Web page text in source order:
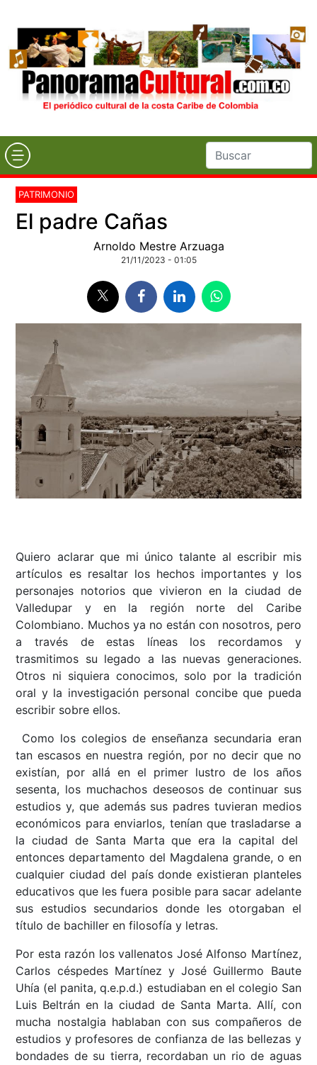
PATRIMONIO
El padre Cañas
Arnoldo Mestre Arzuaga
21/11/2023 - 01:05
Quiero aclarar que mi único talante al escribir mis
artículos es resaltar los hechos importantes y los
personajes notorios que vivieron en la ciudad de
Valledupar y en la región norte del Caribe
Colombiano. Muchos ya no están con nosotros, pero
a través de estas líneas los recordamos y
trasmitimos su legado a las nuevas generaciones.
Otros ni siquiera conocimos, solo por la tradición
oral y la investigación personal concibe que pueda
escribir sobre ellos.
Como los colegios de enseñanza secundaria eran
tan escasos en nuestra región, por no decir que no
existían, por allá en el primer lustro de los años
sesenta, los muchachos deseosos de continuar sus
estudios y, que además sus padres tuvieran medios
económicos para enviarlos, tenían que trasladarse a
la ciudad de Santa Marta que era la capital del
entonces departamento del Magdalena grande, o en
cualquier ciudad del país donde existieran planteles
educativos que les fuera posible para sacar adelante
sus estudios secundarios donde les otorgaban el
título de bachiller en filosofía y letras.
Por esta razón los vallenatos José Alfonso Martínez,
Carlos céspedes Martínez y José Guillermo Baute
Uhía (el panita, q.e.p.d.) estudiaban en el colegio San
Luis Beltrán en la ciudad de Santa Marta. Allí, con
mucha nostalgia hablaban con sus compañeros de
estudios y profesores de confianza de las bellezas y
bondades de su tierra, recordaban un rio de aguas